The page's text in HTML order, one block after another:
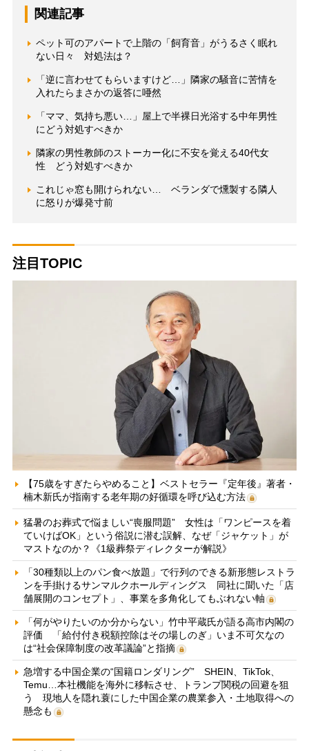
関連記事
ペット可のアパートで上階の「飼育音」がうるさく眠れ
ない日々 対処法は？
「逆に言わせてもらいますけど…」隣家の騒音に苦情を
入れたらまさかの返答に唖然
「ママ、気持ち悪い…」屋上で半裸日光浴する中年男性
にどう対処すべきか
隣家の男性教師のストーカー化に不安を覚える40代女
性 どう対処すべきか
これじゃ窓も開けられない… ベランダで燻製する隣人
に怒りが爆発寸前
注目TOPIC
【75歳をすぎたらやめること】ベストセラー『定年後』著者・
楠木新氏が指南する老年期の好循環を呼び込む方法
猛暑のお葬式で悩ましい“喪服問題” 女性は「ワンピースを着
ていけばOK」という俗説に潜む誤解、なぜ「ジャケット」が
マストなのか？《1級葬祭ディレクターが解説》
「30種類以上のパン食べ放題」で行列のできる新形態レストラ
ンを手掛けるサンマルクホールディングス 同社に聞いた「店
舗展開のコンセプト」、事業を多角化してもぶれない軸
「何がやりたいのか分からない」竹中平蔵氏が語る高市内閣の
評価 「給付付き税額控除はその場しのぎ」いま不可欠なの
は“社会保障制度の改革議論”と指摘
急増する中国企業の“国籍ロンダリング” SHEIN、TikTok、
Temu…本社機能を海外に移転させ、トランプ関税の回避を狙
う 現地人を隠れ蓑にした中国企業の農業参入・土地取得への
懸念も